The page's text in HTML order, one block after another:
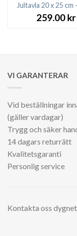
Jultavla 20 x 25 cm
259.00 kr
VI GARANTERAR
Vid beställningar
(gäller vardagar)
Trygg och säker
14 dagars returrätt
Kvalitetsgaranti
Personlig service
Kontakta oss